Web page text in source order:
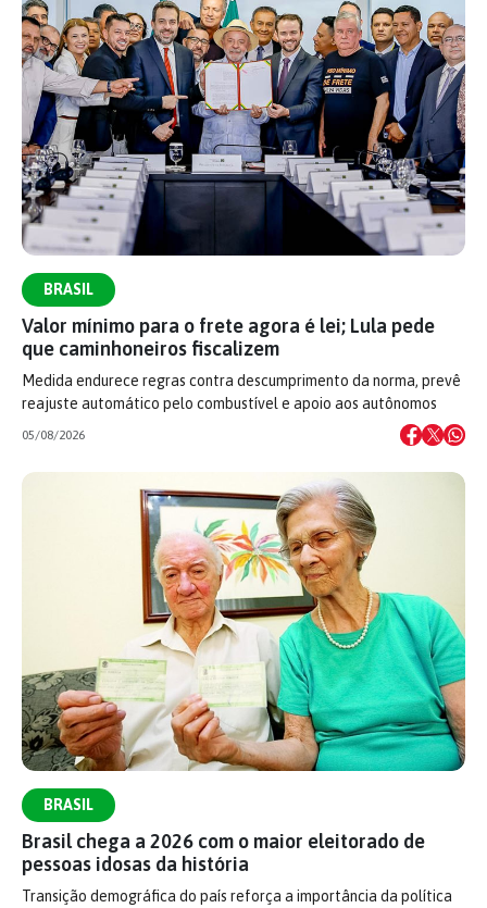
BRASIL
Valor mínimo para o frete agora é lei; Lula pede
que caminhoneiros fiscalizem
Medida endurece regras contra descumprimento da norma, prevê
reajuste automático pelo combustível e apoio aos autônomos
05/08/2026
BRASIL
Brasil chega a 2026 com o maior eleitorado de
pessoas idosas da história
Transição demográfica do país reforça a importância da política